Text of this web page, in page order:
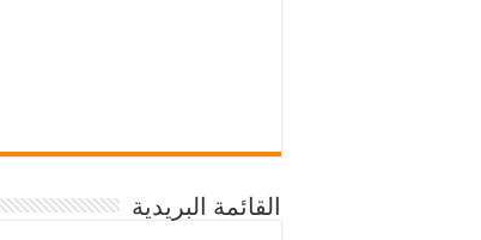
القائمة البريدية